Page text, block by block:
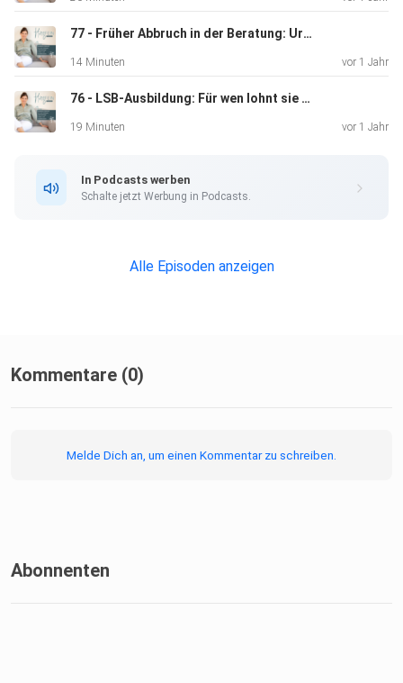
77 - Früher Abbruch in der Beratung: Ursachen & Lösungen
14 Minuten vor 1 Jahr
76 - LSB-Ausbildung: Für wen lohnt sie sich wirklich?
19 Minuten vor 1 Jahr
In Podcasts werben
Schalte jetzt Werbung in Podcasts.
Alle Episoden anzeigen
Kommentare (0)
Melde Dich an, um einen Kommentar zu schreiben.
Abonnenten